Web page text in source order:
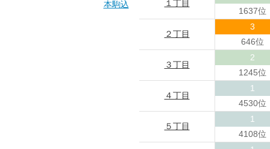
本駒込 １丁目
1637位
２丁目
3
646位
３丁目
2
1245位
４丁目
1
4530位
５丁目
1
4108位